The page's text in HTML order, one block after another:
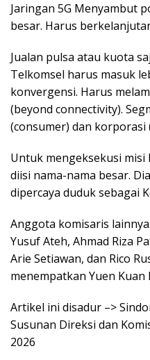
Jaringan 5G Menyambut
besar. Harus
Jualan pulsa atau kuota
Telkomsel harus masuk
konvergensi. Harus
(beyond connectivity).
(consumer) dan korporasi
Untuk mengeksekusi
diisi nama-nama besar.
dipercaya duduk sebagai
Anggota komisaris
Yusuf Ateh, Ahmad Riza
Arie Setiawan, dan Rico
menempatkan Yuen Kuan
Artikel ini disadur –>
Susunan Direksi dan
2026